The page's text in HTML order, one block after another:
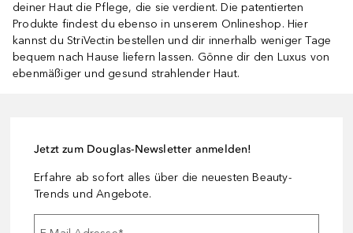
deiner Haut die Pflege, die sie verdient. Die patentierten
Produkte findest du ebenso in unserem Onlineshop. Hier
kannst du StriVectin bestellen und dir innerhalb weniger Tage
bequem nach Hause liefern lassen. Gönne dir den Luxus von
ebenmäßiger und gesund strahlender Haut.
Jetzt zum Douglas-Newsletter anmelden!
Erfahre ab sofort alles über die neuesten Beauty-
Trends und Angebote.